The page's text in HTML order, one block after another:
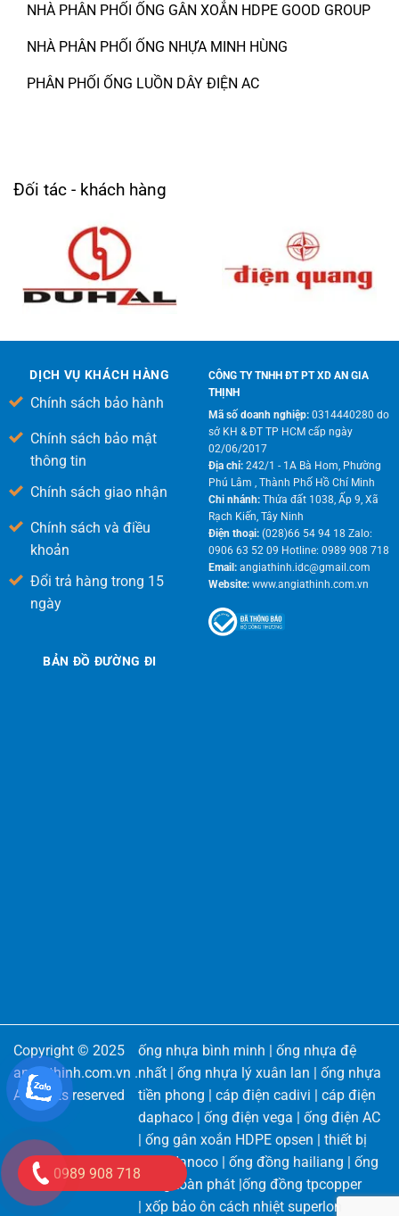
NHÀ PHÂN PHỐI ỐNG GÂN XOẮN HDPE GOOD GROUP
NHÀ PHÂN PHỐI ỐNG NHỰA MINH HÙNG
PHÂN PHỐI ỐNG LUỒN DÂY ĐIỆN AC
Đối tác - khách hàng
DỊCH VỤ KHÁCH HÀNG
Chính sách bảo hành
Chính sách bảo mật
thông tin
Chính sách giao nhận
Chính sách và điều
khoản
Đổi trả hàng trong 15
ngày
CÔNG TY TNHH ĐT PT XD AN GIA
THỊNH
Mã số doanh nghiệp:0314440280 do
sở KH & ĐT TP HCM cấp ngày
02/06/2017
Địa chỉ:242/1 - 1A Bà Hom, Phường
Phú Lâm , Thành Phố Hồ Chí Minh
Chi nhánh: Thửa đất 1038, Ấp 9, Xã
Rạch Kiến, Tây Ninh
Điện thoại:(028)66 54 94 18 Zalo:
0906 63 52 09 Hotline: 0989 908 718
Email:angiathinh.idc@gmail.com
Website:www.angiathinh.com.vn
BẢN ĐỒ ĐƯỜNG ĐI
Copyright © 2025
angiathinh.com.vn .
All rights reserved
ống nhựa bình minh | ống nhựa đệ
nhất | ống nhựa lý xuân lan | ống nhựa
tiền phong | cáp điện cadivi | cáp điện
daphaco | ống điện vega | ống điện AC
| ống gân xoắn HDPE opsen | thiết bị
điện Nanoco | ống đồng hailiang | ống
đồng toàn phát |ống đồng tpcopper
| xốp bảo ôn cách nhiệt superlon
0989 908 718